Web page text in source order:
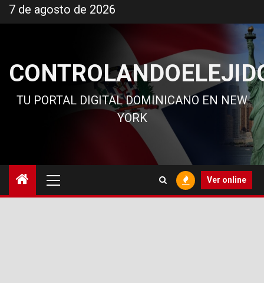
al
7 de agosto de 2026
TU PORTAL DIGITAL DOMINICANO EN NEW
YORK
principal
Ver online